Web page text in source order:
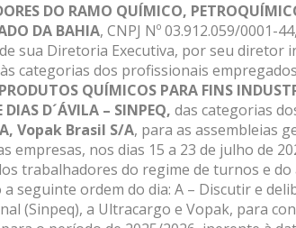
DO RAMO QUÍMICO,
DA BAHIA, CNPJ Nº 03.912.059/0001-
sua Diretoria Executiva, por seu diretor
categorias dos profissionais
QUÍMICOS PARA FINS
DIAS D´ÁVILA – SINPEQ,das categorias
Vopak Brasil S/A, para as assembleias
empresas, nos dias 15 a 23 de julho de
trabalhadores do regime de turnos e
seguinte ordem do dia: A – Discutir e
(Sinpeq), a Ultracargo e Vopak, para